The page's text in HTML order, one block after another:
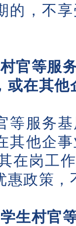
的，不
等服务
或在其
服务基
其他企
在岗工
惠政策
生村官